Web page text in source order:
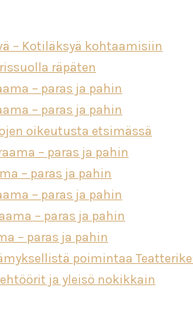
– Kotiläksyä kohtaamisiin
räpäten
– paras ja pahin
– paras ja pahin
oikeutusta etsimässä
– paras ja pahin
– paras ja pahin
– paras ja pahin
– paras ja pahin
– paras ja pahin
poimintaa
ja yleisö nokikkain